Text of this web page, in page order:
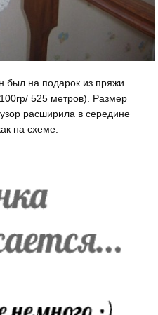
был на подарок из пряжи
525 метров). Размер
расширила в середине
на схеме.